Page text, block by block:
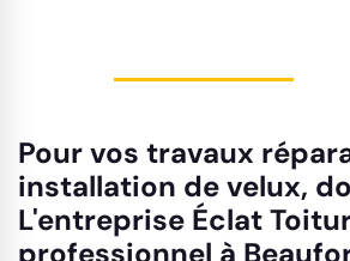
Pour vos travaux
installation de velux,
L'entreprise Éclat